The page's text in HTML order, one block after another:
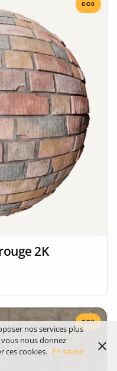
CC0
2K
CC0
nos services plus
nous donnez
ces cookies. En savoir